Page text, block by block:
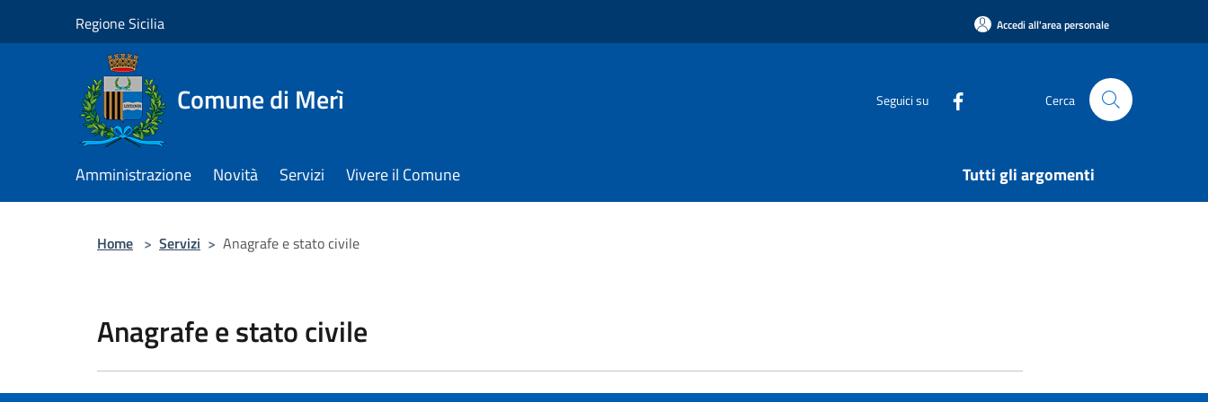
Regione Sicilia Accedi all'area personale
Comune di Merì Seguici su Cerca
Amministrazione Novità Servizi Vivere il Comune Tutti gli argomenti
Home > Servizi > Anagrafe e stato civile
Anagrafe e stato civile